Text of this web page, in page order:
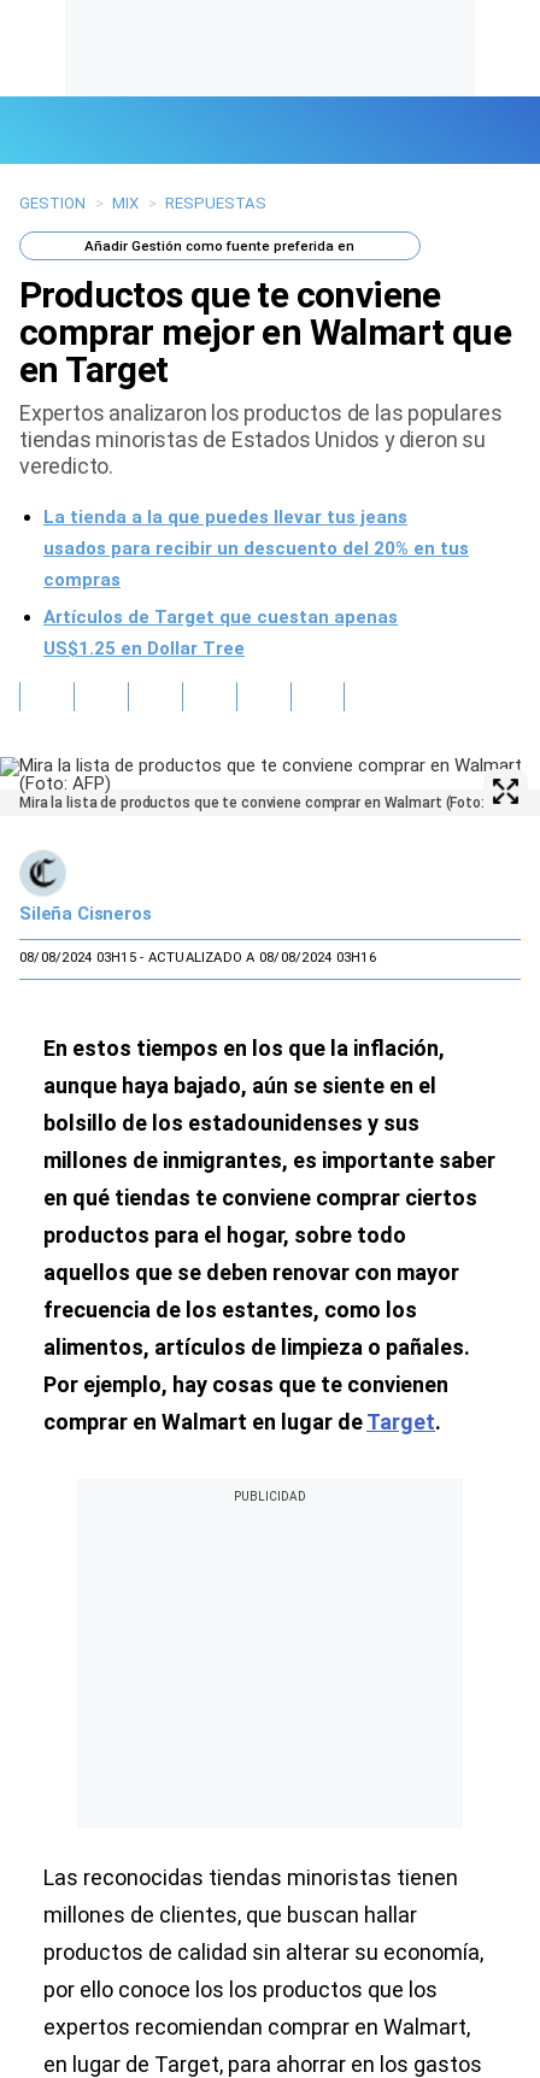
Últimas Noticias
Mi Bolsillo
Gente
Vida Laboral
GESTION > MIX > RESPUESTAS
AñadirGestión como fuente preferida en
Productos que te conviene
comprar mejor en Walmart que
en Target
Expertos analizaron los productos de las populares
tiendas minoristas de Estados Unidos y dieron su
veredicto.
La tienda a la que puedes llevar tus jeans
usados para recibir un descuento del 20% en tus
compras
Artículos de Target que cuestan apenas
US$1.25 en Dollar Tree
Mira la lista de productos que te conviene comprar en Walmart (Foto: AFP)
Sileña Cisneros
08/08/2024 03H15- ACTUALIZADO A 08/08/2024 03H16
En estos tiempos en los que la inflación,
aunque haya bajado, aún se siente en el
bolsillo de los estadounidenses y sus
millones de inmigrantes, es importante saber
en qué tiendas te conviene comprar ciertos
productos para el hogar, sobre todo
aquellos que se deben renovar con mayor
frecuencia de los estantes, como los
alimentos, artículos de limpieza o pañales.
Por ejemplo, hay cosas que te convienen
comprar en Walmart en lugar deTarget.
Las reconocidas tiendas minoristas tienen
millones de clientes, que buscan hallar
productos de calidad sin alterar su economía,
por ello conoce los los productos que los
expertos recomiendan comprar en Walmart,
en lugar de Target, para ahorrar en los gastos